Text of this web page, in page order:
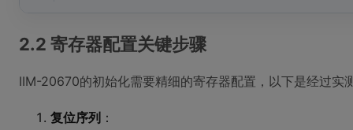
2.2 寄存器配置关键步骤
IIM-20670的初始化需要精细的寄存器配置，以下是经过实
复位序列 ：